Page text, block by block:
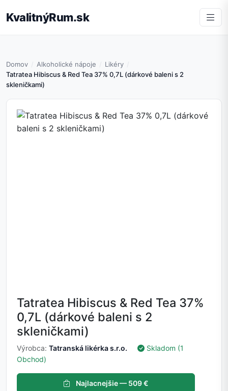
KvalitnýRum.sk
Domov Alkoholické nápoje
Likéry
Tatratea Hibiscus & Red Tea 37% 0,7L (dárkové baleni s 2
skleničkami)
Tatratea Hibiscus & Red Tea 37%
0,7L (dárkové baleni s 2
skleničkami)
Výrobca: Tatranská likérka s.r.o.
Skladom (1
Obchod)
Najlacnejšie — 509 €